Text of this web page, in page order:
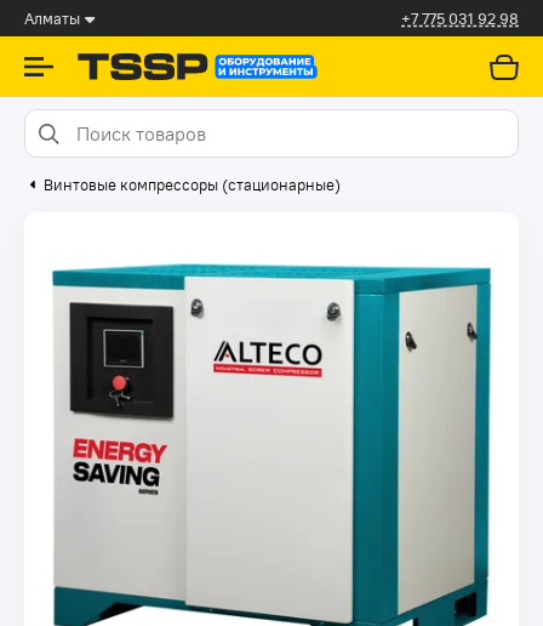
Алматы +7 775 031 92 98
Винтовые компрессоры (стационарные)